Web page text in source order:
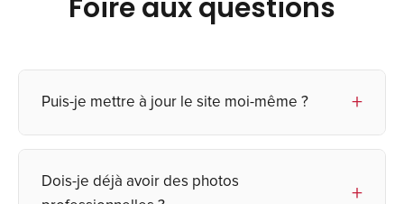
Foire aux questions
Puis-je mettre à jour le site moi-même ?
telles que WordPress ou Squarespace. Nous
Dois-je déjà avoir des photos